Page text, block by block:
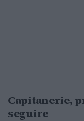
Capitanerie,
seguire